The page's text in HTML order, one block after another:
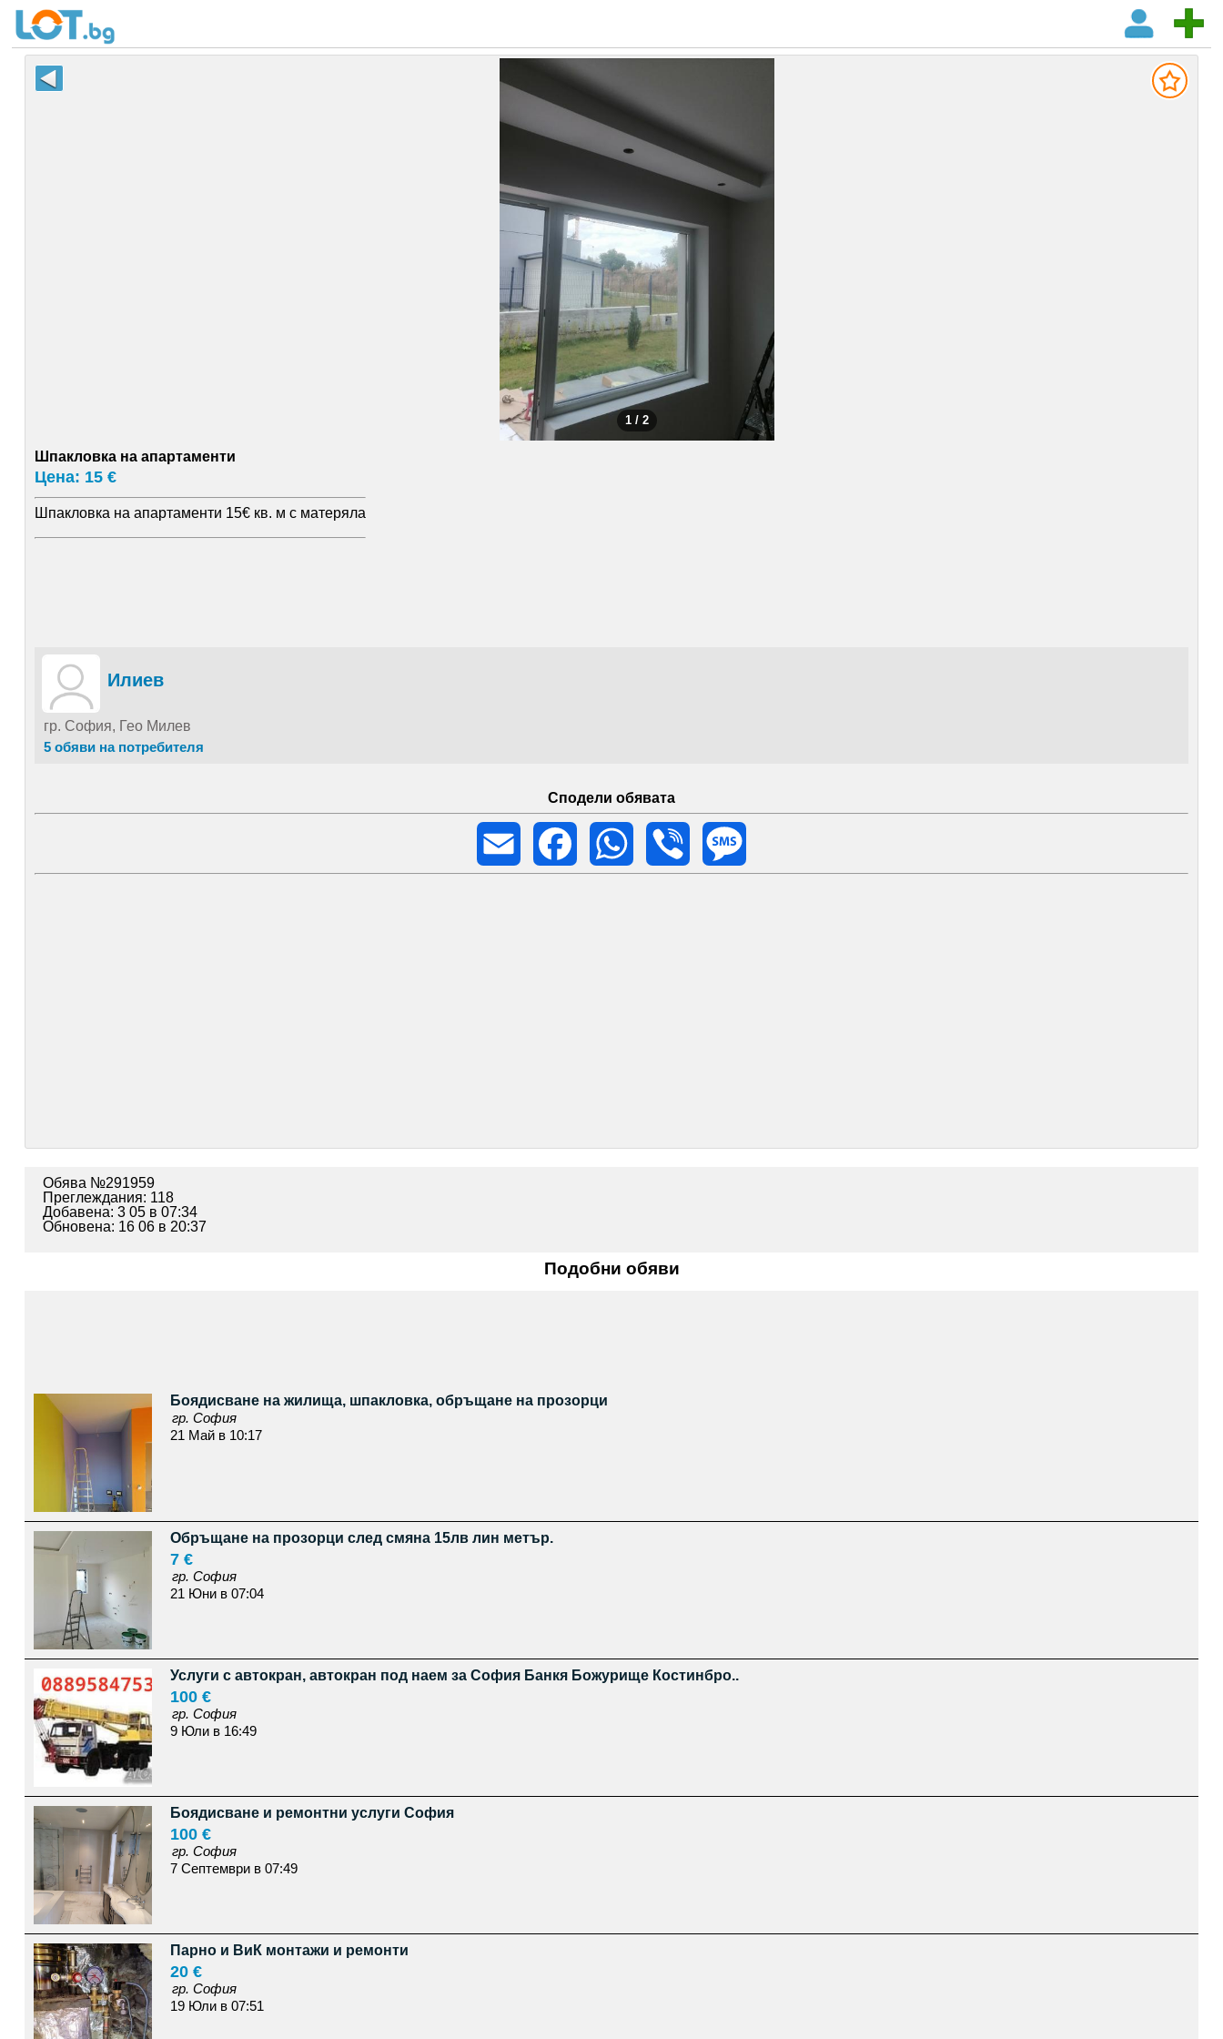
1 / 2
Шпакловка на апартаменти
Цена: 15 €
Шпакловка на апартаменти 15€ кв. м с матеряла
Илиев
гр. София, Гео Милев
5 обяви на потребителя
Сподели обявата
Email
Facebook WhatsApp Viber
Обява №291959
Преглеждания: 118
Добавена: 3 05 в 07:34
Обновена: 16 06 в 20:37
Подобни обяви
Боядисване на жилища, шпакловка, обръщане на прозорци
гр. София
21 Май в 10:17
Обръщане на прозорци след смяна 15лв лин метър.
7 €
гр. София
21 Юни в 07:04
Услуги с автокран, автокран под наем за София Банкя Божурище Костинбро..
100 €
гр. София
9 Юли в 16:49
Боядисване и ремонтни услуги София
100 €
гр. София
7 Септември в 07:49
Парно и ВиК монтажи и ремонти
20 €
гр. София
19 Юли в 07:51